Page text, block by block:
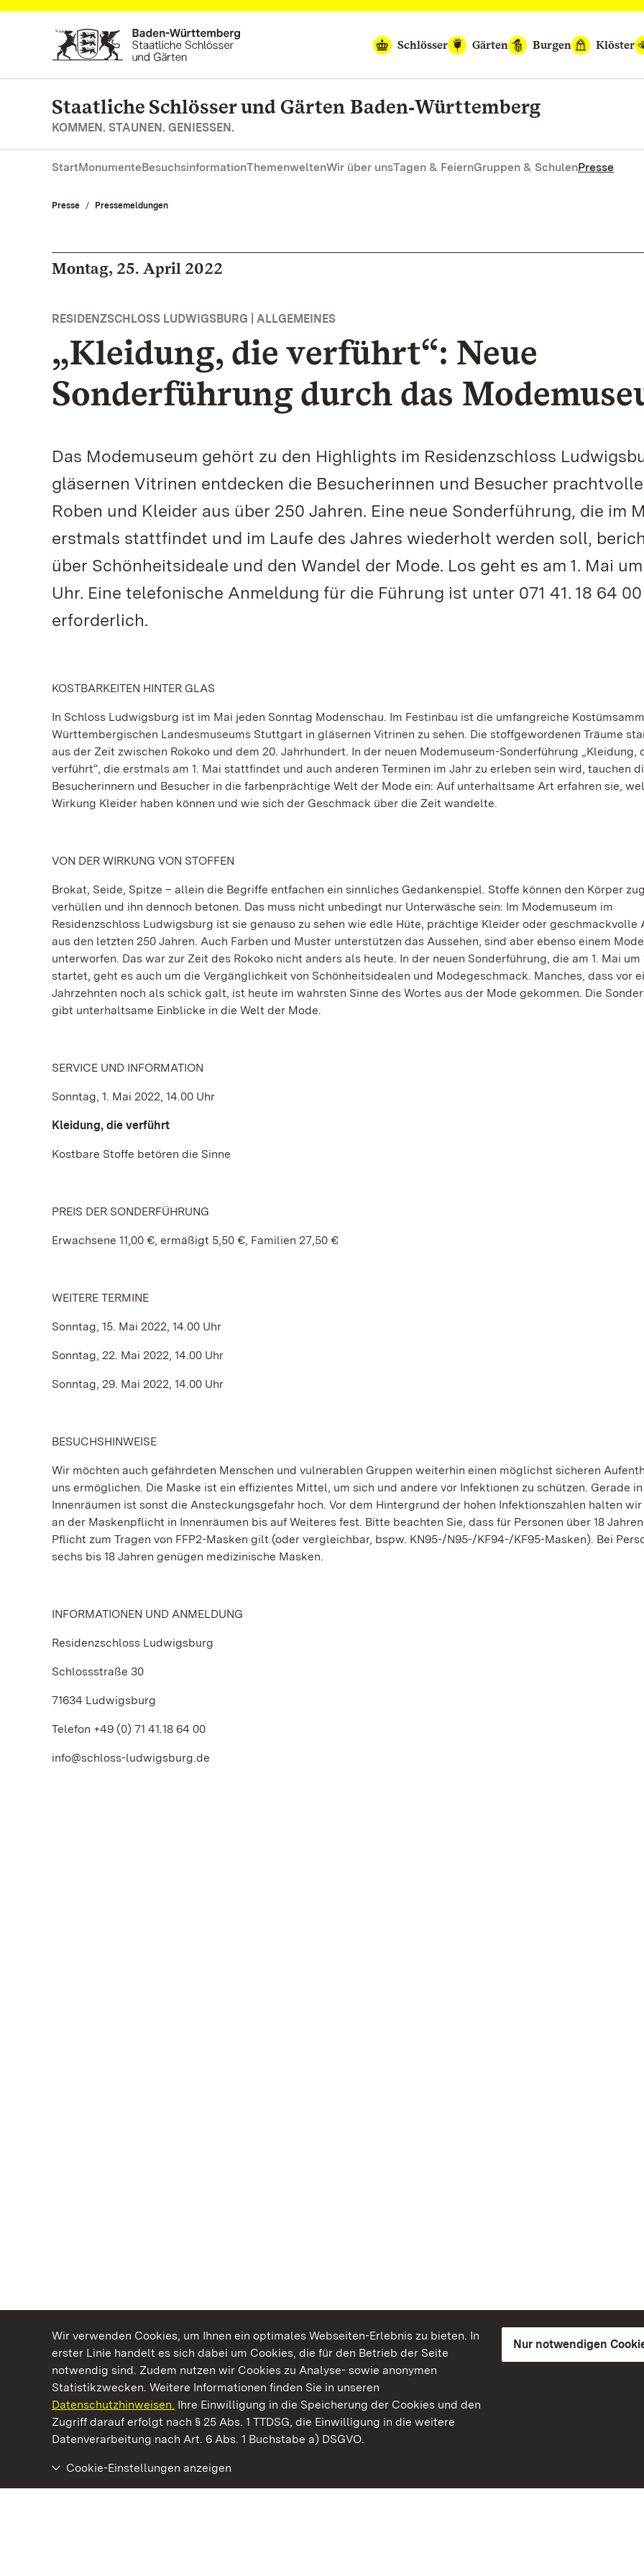
Wir verwenden Cookies, um Ihnen ein optimales Webseiten-Erlebnis zu bieten. In
erster Linie handelt es sich dabei um Cookies, die für den Betrieb der Seite
notwendig sind. Zudem nutzen wir Cookies zu Analyse- sowie anonymen
Statistikzwecken. Weitere Informationen finden Sie in unseren
Datenschutzhinweisen. Ihre Einwilligung in die Speicherung der Cookies und den
Zugriff darauf erfolgt nach § 25 Abs. 1 TTDSG, die Einwilligung in die weitere
Datenverarbeitung nach Art. 6 Abs. 1 Buchstabe a) DSGVO.
Nur notwendigen
Cookie-Einstellungen anzeigen
Zum Hauptinhalt springen
Schlösser
Gärten Burgen Klöster
Staatliche Schlösser und Gärten Baden‑Württemberg
KOMMEN. STAUNEN. GENIESSEN.
StartMonumenteBesuchsinformationThemenweltenWir über unsTagen & FeiernGruppen & SchulenPresse
Presse Pressemeldungen
Montag, 25. April 2022
RESIDENZSCHLOSS LUDWIGSBURG | ALLGEMEINES
„Kleidung, die verführt“: Neue
Sonderführung durch das
Das Modemuseum gehört zu den Highlights im Residenzschloss
gläsernen Vitrinen entdecken die Besucherinnen und Besucher prachtvolle
Roben und Kleider aus über 250 Jahren. Eine neue Sonderführung, die im
erstmals stattfindet und im Laufe des Jahres wiederholt werden soll,
über Schönheitsideale und den Wandel der Mode. Los geht es am 1. Mai um
Uhr. Eine telefonische Anmeldung für die Führung ist unter 071 41. 18 64 00
erforderlich.
KOSTBARKEITEN HINTER GLAS
In Schloss Ludwigsburg ist im Mai jeden Sonntag Modenschau. Im Festinbau ist die umfangreiche
Württembergischen Landesmuseums Stuttgart in gläsernen Vitrinen zu sehen. Die stoffgewordenen Träume
aus der Zeit zwischen Rokoko und dem 20. Jahrhundert. In der neuen Modemuseum-Sonderführung „Kleidung,
verführt“, die erstmals am 1. Mai stattfindet und auch anderen Terminen im Jahr zu erleben sein wird, tauchen
Besucherinnern und Besucher in die farbenprächtige Welt der Mode ein: Auf unterhaltsame Art erfahren sie,
Wirkung Kleider haben können und wie sich der Geschmack über die Zeit wandelte.
VON DER WIRKUNG VON STOFFEN
Brokat, Seide, Spitze – allein die Begriffe entfachen ein sinnliches Gedankenspiel. Stoffe können den Körper
verhüllen und ihn dennoch betonen. Das muss nicht unbedingt nur Unterwäsche sein: Im Modemuseum im
Residenzschloss Ludwigsburg ist sie genauso zu sehen wie edle Hüte, prächtige Kleider oder geschmackvolle
aus den letzten 250 Jahren. Auch Farben und Muster unterstützen das Aussehen, sind aber ebenso einem
unterworfen. Das war zur Zeit des Rokoko nicht anders als heute. In der neuen Sonderführung, die am 1. Mai um
startet, geht es auch um die Vergänglichkeit von Schönheitsidealen und Modegeschmack. Manches, dass vor
Jahrzehnten noch als schick galt, ist heute im wahrsten Sinne des Wortes aus der Mode gekommen. Die
gibt unterhaltsame Einblicke in die Welt der Mode.
SERVICE UND INFORMATION
Sonntag, 1. Mai 2022, 14.00 Uhr
Kleidung, die verführt
Kostbare Stoffe betören die Sinne
PREIS DER SONDERFÜHRUNG
Erwachsene 11,00 €, ermäßigt 5,50 €, Familien 27,50 €
WEITERE TERMINE
Sonntag, 15. Mai 2022, 14.00 Uhr
Sonntag, 22. Mai 2022, 14.00 Uhr
Sonntag, 29. Mai 2022, 14.00 Uhr
BESUCHSHINWEISE
Wir möchten auch gefährdeten Menschen und vulnerablen Gruppen weiterhin einen möglichst sicheren
uns ermöglichen. Die Maske ist ein effizientes Mittel, um sich und andere vor Infektionen zu schützen. Gerade in
Innenräumen ist sonst die Ansteckungsgefahr hoch. Vor dem Hintergrund der hohen Infektionszahlen halten
an der Maskenpflicht in Innenräumen bis auf Weiteres fest. Bitte beachten Sie, dass für Personen über 18
Pflicht zum Tragen von FFP2-Masken gilt (oder vergleichbar, bspw. KN95-/N95-/KF94-/KF95-Masken). Bei
sechs bis 18 Jahren genügen medizinische Masken.
INFORMATIONEN UND ANMELDUNG
Residenzschloss Ludwigsburg
Schlossstraße 30
71634 Ludwigsburg
Telefon +49 (0) 71 41.18 64 00
info@schloss-ludwigsburg.de
Kommen. Staunen. Genießen.